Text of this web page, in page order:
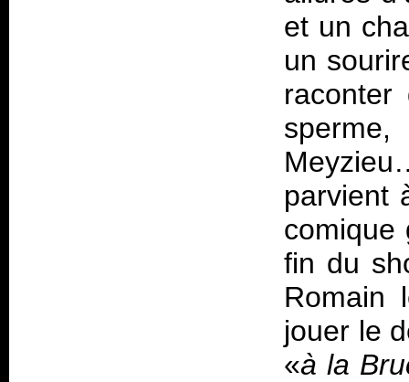
et un
un
parvient
comique
fin du
Romain
jouer le
«à la